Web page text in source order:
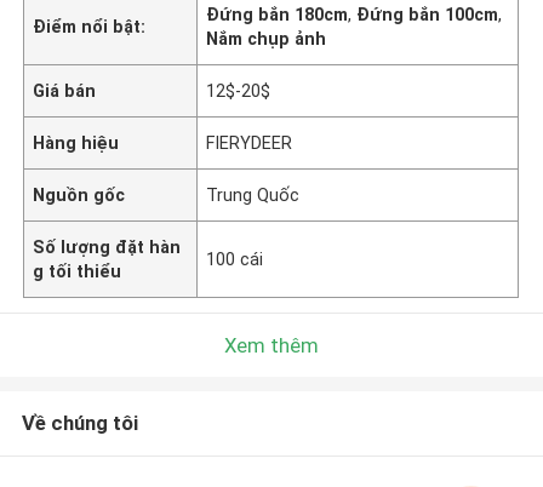
Điểm nổi bật:
Đứng bắn 180cm, Đứng bắn 100cm,
Nắm chụp ảnh
Giá bán 12$-20$
Hàng hiệu FIERYDEER
Nguồn gốc Trung Quốc
Số lượng đặt hàn
g tối thiểu
100 cái
Xem thêm
Về chúng tôi